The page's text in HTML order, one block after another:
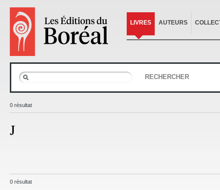
LIVRES AUTEURS
RECHERCHER
0 résultat
J
0 résultat